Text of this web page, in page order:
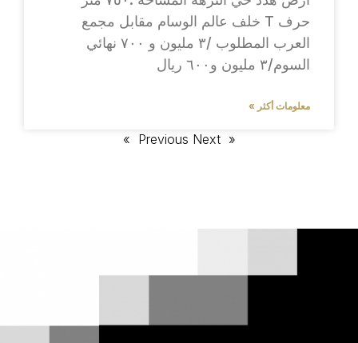
حرف T خلف عالم الوسام مقابل مجمع
العرب المطلوب /٣ مليون و ٧٠٠ نهائي
السوم/٣ مليون و٦٠٠ ريال
معلومات أكثر »
« Previous
Next »